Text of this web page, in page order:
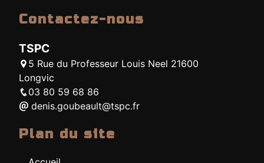
Contactez-nous
TSPC
5 Rue du Professeur Louis Neel 21600
Longvic
03 80 59 68 86
denis.goubeault@tspc.fr
Plan du site